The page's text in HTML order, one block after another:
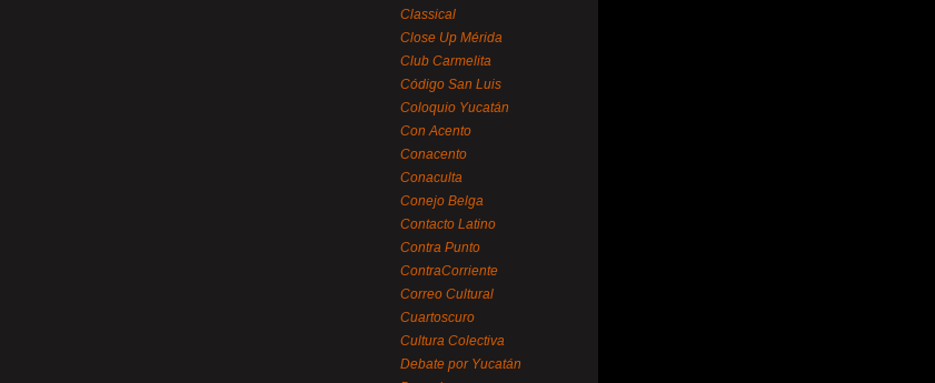
Classical
Close Up Mérida
Club Carmelita
Código San Luis
Coloquio Yucatán
Con Acento
Conacento
Conaculta
Conejo Belga
Contacto Latino
Contra Punto
ContraCorriente
Correo Cultural
Cuartoscuro
Cultura Colectiva
Debate por Yucatán